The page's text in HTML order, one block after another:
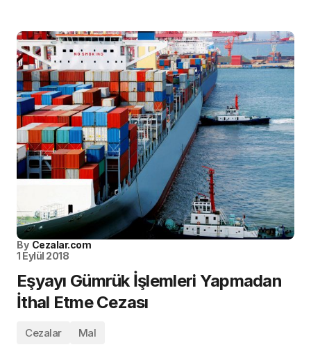
By Cezalar.com
1 Eylül 2018
Eşyayı Gümrük İşlemleri Yapmadan
İthal Etme Cezası
Cezalar Mal